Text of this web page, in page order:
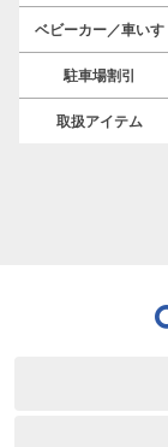
ベビーカー／車いす
駐車場割引
取扱アイテム